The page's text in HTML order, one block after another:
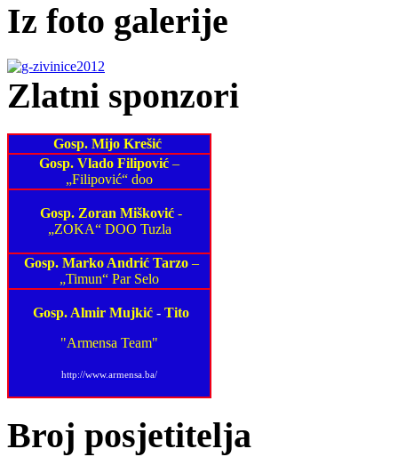
Iz foto galerije
Zlatni sponzori
Gosp. Mijo Krešić
Gosp. Vlado Filipović –
„Filipović“ doo
Gosp. Zoran Mišković -
„ZOKA“ DOO Tuzla
Gosp. Marko Andrić Tarzo–
„Timun“ Par Selo
Gosp. Almir Mujkić - Tito
"Armensa Team"
http://www.armensa.ba/
Broj posjetitelja